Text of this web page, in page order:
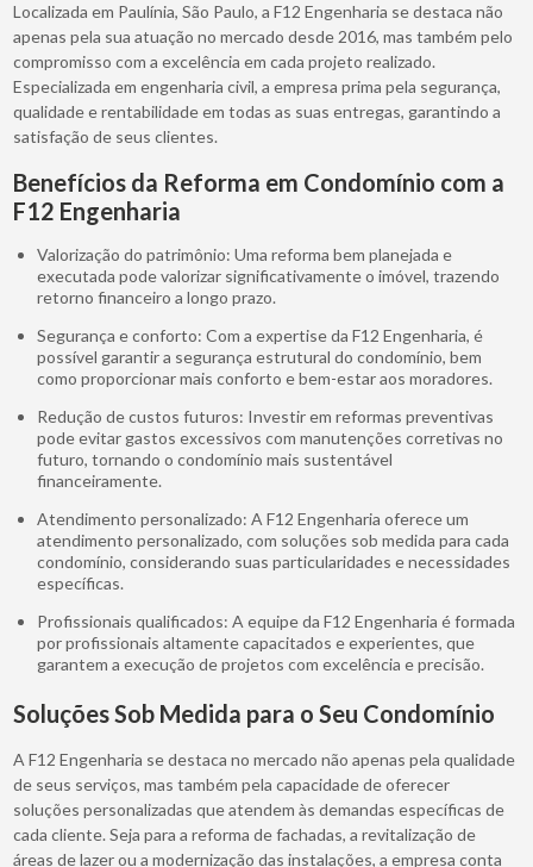
Localizada em Paulínia, São Paulo, a F12 Engenharia se destaca não
apenas pela sua atuação no mercado desde 2016, mas também pelo
compromisso com a excelência em cada projeto realizado.
Especializada em engenharia civil, a empresa prima pela segurança,
qualidade e rentabilidade em todas as suas entregas, garantindo a
satisfação de seus clientes.
Benefícios da Reforma em Condomínio com a
F12 Engenharia
Valorização do patrimônio: Uma reforma bem planejada e
executada pode valorizar significativamente o imóvel, trazendo
retorno financeiro a longo prazo.
Segurança e conforto: Com a expertise da F12 Engenharia, é
possível garantir a segurança estrutural do condomínio, bem
como proporcionar mais conforto e bem-estar aos moradores.
Redução de custos futuros: Investir em reformas preventivas
pode evitar gastos excessivos com manutenções corretivas no
futuro, tornando o condomínio mais sustentável
financeiramente.
Atendimento personalizado: A F12 Engenharia oferece um
atendimento personalizado, com soluções sob medida para cada
condomínio, considerando suas particularidades e necessidades
específicas.
Profissionais qualificados: A equipe da F12 Engenharia é formada
por profissionais altamente capacitados e experientes, que
garantem a execução de projetos com excelência e precisão.
Soluções Sob Medida para o Seu Condomínio
A F12 Engenharia se destaca no mercado não apenas pela qualidade
de seus serviços, mas também pela capacidade de oferecer
soluções personalizadas que atendem às demandas específicas de
cada cliente. Seja para a reforma de fachadas, a revitalização de
áreas de lazer ou a modernização das instalações, a empresa conta